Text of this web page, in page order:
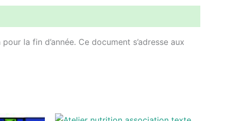
la fin d’année. Ce document s’adresse aux